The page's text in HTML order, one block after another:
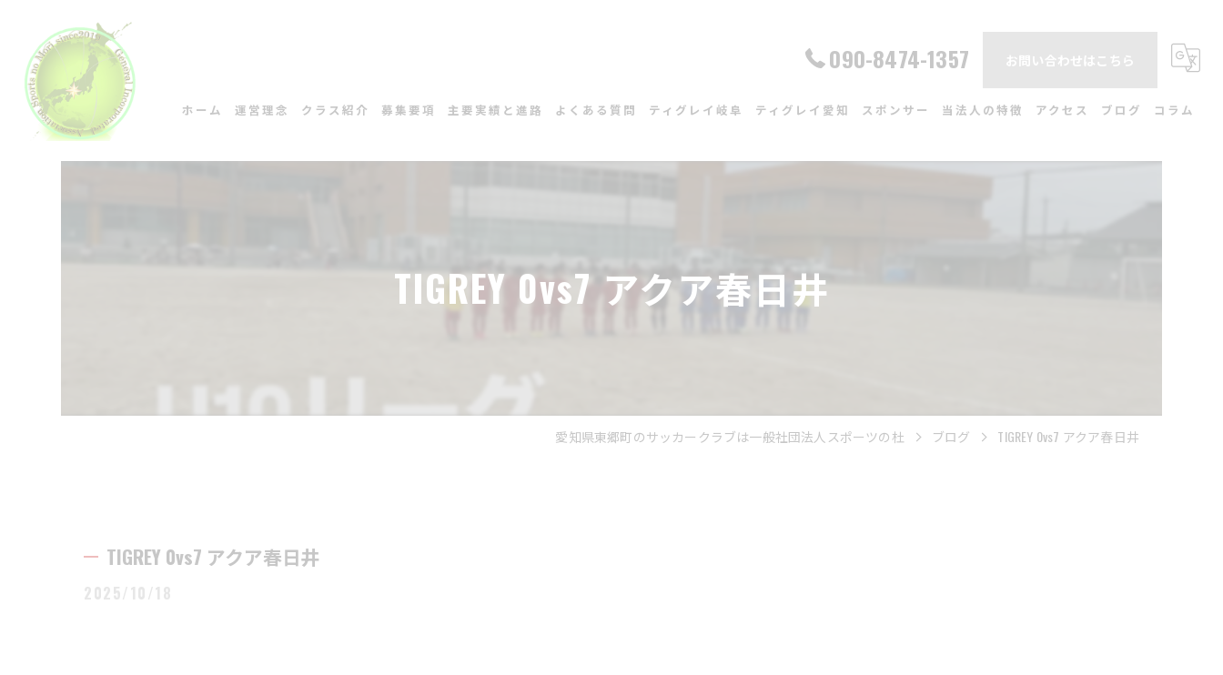
090-8474-1357 お問い合わせはこちら
ホーム 運営理念
コンセプト
クラス紹介 募集要項 主要実績と進路 よくある質問 ティグレイ岐阜
スケジュール
ティグレイ愛知
スケジュール
スポンサー 当法人の特徴
各務原市のサッカークラブ
アクセス
一般社団法人スポーツの杜
ブログ コラム
TIGREY 0vs7 アクア春日井
愛知県東郷町のサッカークラブは一般社団法人スポーツの杜 ブログ TIGREY 0vs7 アクア春日井
TIGREY 0vs7 アクア春日井
2025/10/18